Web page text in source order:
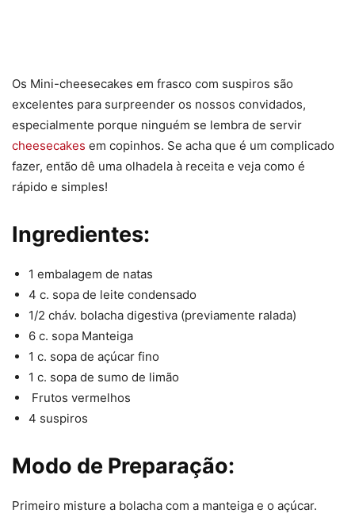
Os Mini-cheesecakes em frasco com suspiros são
excelentes para surpreender os nossos convidados,
especialmente porque ninguém se lembra de servir
cheesecakes em copinhos. Se acha que é um complicado
fazer, então dê uma olhadela à receita e veja como é
rápido e simples!
Ingredientes:
1 embalagem de natas
4 c. sopa de leite condensado
1/2 cháv. bolacha digestiva (previamente ralada)
6 c. sopa Manteiga
1 c. sopa de açúcar fino
1 c. sopa de sumo de limão
Frutos vermelhos
4 suspiros
Modo de Preparação:
Primeiro misture a bolacha com a manteiga e o açúcar.